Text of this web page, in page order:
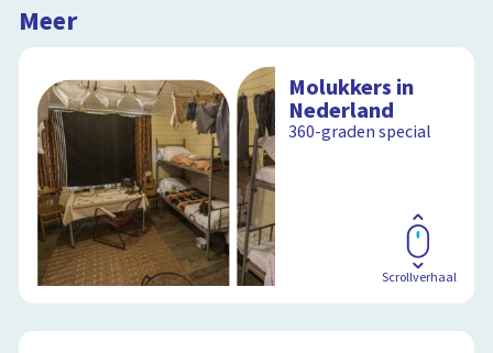
Meer
Molukkers in
Nederland
360-graden special
Scrollverhaal